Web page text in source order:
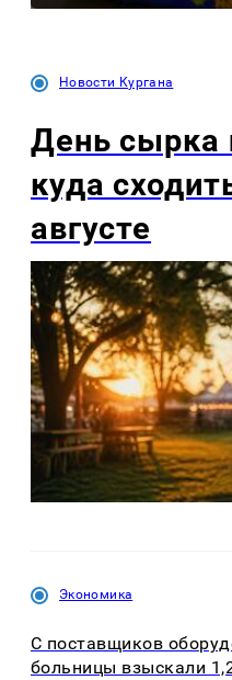
Новости Кургана
День сырка
куда
августе
Экономика
С поставщиков
больницы взыскали